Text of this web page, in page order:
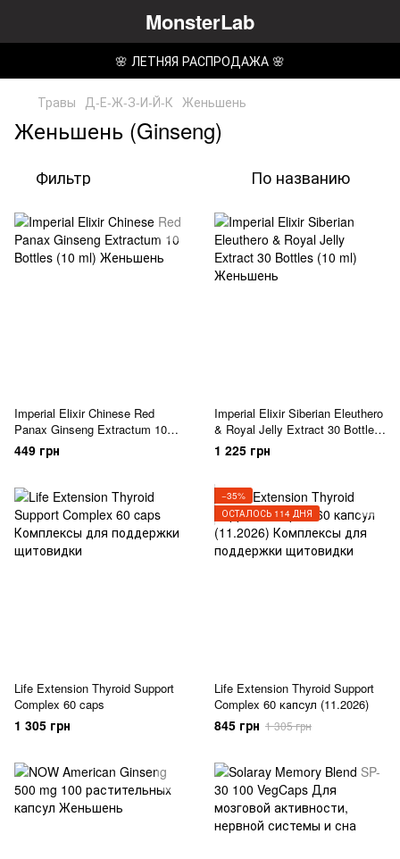
MonsterLab
🌸 ЛЕТНЯЯ РАСПРОДАЖА 🌸
Травы Д-Е-Ж-З-И-Й-К Женьшень
Женьшень (Ginseng)
Фильтр По названию
Imperial Elixir Chinese Red
Panax Ginseng Extractum 10
Bottles (10 ml)
449 грн
Imperial Elixir Siberian Eleuthero
& Royal Jelly Extract 30 Bottles
(10 ml)
1 225 грн
Life Extension Thyroid Support
Complex 60 caps
1 305 грн
−35%
ОСТАЛОСЬ 114 ДНЯ
Life Extension Thyroid Support
Complex 60 капсул (11.2026)
845 грн 1 305 грн